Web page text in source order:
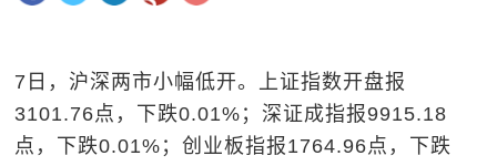
7日，沪深两市小幅低开。上证指数开盘报
3101.76点，下跌0.01%；深证成指报9915.18
点，下跌0.01%；创业板指报1764.96点，下跌